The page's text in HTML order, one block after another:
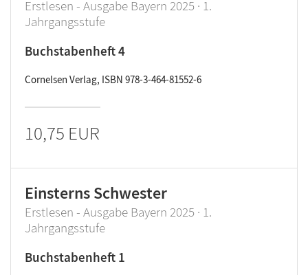
Erstlesen - Ausgabe Bayern 2025 · 1.
Jahrgangsstufe
Buchstabenheft 4
Cornelsen Verlag, ISBN 978-3-464-81552-6
10,75 EUR
Einsterns Schwester
Erstlesen - Ausgabe Bayern 2025 · 1.
Jahrgangsstufe
Buchstabenheft 1